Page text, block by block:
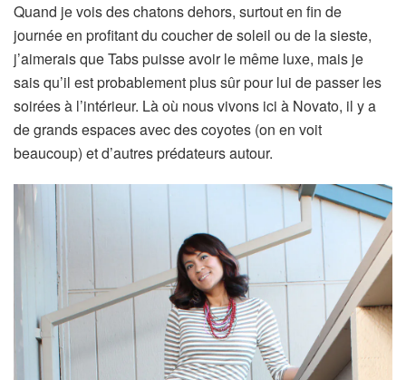
Quand je vois des chatons dehors, surtout en fin de
journée en profitant du coucher de soleil ou de la sieste,
j’aimerais que Tabs puisse avoir le même luxe, mais je
sais qu’il est probablement plus sûr pour lui de passer les
soirées à l’intérieur. Là où nous vivons ici à Novato, il y a
de grands espaces avec des coyotes (on en voit
beaucoup) et d’autres prédateurs autour.